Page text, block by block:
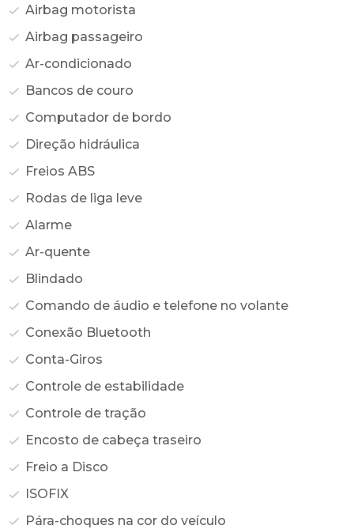
Airbag motorista
Airbag passageiro
Ar-condicionado
Bancos de couro
Computador de bordo
Direção hidráulica
Freios ABS
Rodas de liga leve
Alarme
Ar-quente
Blindado
Comando de áudio e telefone no volante
Conexão Bluetooth
Conta-Giros
Controle de estabilidade
Controle de tração
Encosto de cabeça traseiro
Freio a Disco
ISOFIX
Pára-choques na cor do veículo